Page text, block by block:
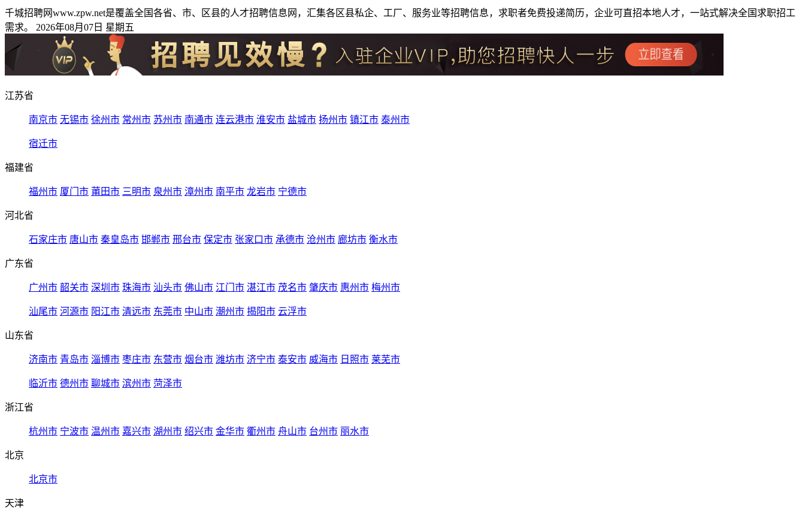
千城招聘网www.zpw.net是覆盖全国各省、市、区县的人才招聘信息网，汇集各区县私企、工厂、服务业等招聘信息，求职者免费投递简历，企业可直招本地人才，一站式解决全国求职招工
需求。 2026年08月07日 星期五
江苏省
南京市 无锡市 徐州市 常州市 苏州市 南通市 连云港市 淮安市 盐城市 扬州市 镇江市 泰州市
宿迁市
福建省
福州市 厦门市 莆田市 三明市 泉州市 漳州市 南平市 龙岩市 宁德市
河北省
石家庄市 唐山市 秦皇岛市 邯郸市 邢台市 保定市 张家口市 承德市 沧州市 廊坊市 衡水市
广东省
广州市 韶关市 深圳市 珠海市 汕头市 佛山市 江门市 湛江市 茂名市 肇庆市 惠州市 梅州市
汕尾市 河源市 阳江市 清远市 东莞市 中山市 潮州市 揭阳市 云浮市
山东省
济南市 青岛市 淄博市 枣庄市 东营市 烟台市 潍坊市 济宁市 泰安市 威海市 日照市 莱芜市
临沂市 德州市 聊城市 滨州市 菏泽市
浙江省
杭州市 宁波市 温州市 嘉兴市 湖州市 绍兴市 金华市 衢州市 舟山市 台州市 丽水市
北京
北京市
天津